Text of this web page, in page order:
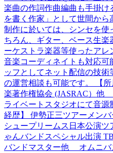
楽曲の作詞作曲編曲も手掛け
を書く作家」として世間か
制作に於いては、シンセを使
ちろん、ギター、ベース生
ーケストラ楽器等使ったア
音楽コーディネイトも対応可
ッフとしてネット配信の技
の運営相談も可能です。 【
楽著作権協会 (JASRAC）
ライベートスタジオにて音源
経歴】 伊勢正三ツアーメン
シュープリームス日本公演ツ
ゃんバンドスペシャル出演
バンドマスター他 オムニバ